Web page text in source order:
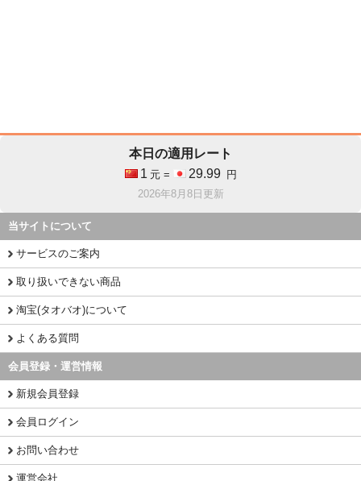
本日の適用レート
1 元 = 29.99
円
2026年8月8日更新
当サイトについて
サービスのご案内
取り扱いできない商品
淘宝(タオバオ)について
よくある質問
会員登録・運営情報
新規会員登録
会員ログイン
お問い合わせ
運営会社